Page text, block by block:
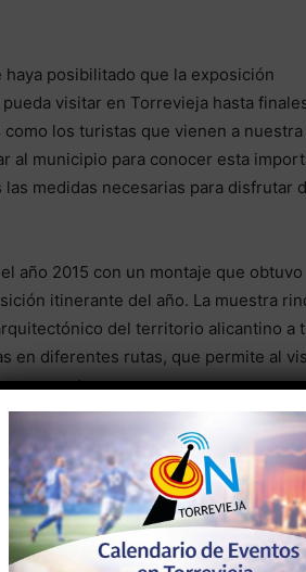
posibilitado que la exposición
visitar en Torrevieja hasta
los turistas que vienen a nuestra
al municipio para conocer esta
medidas necesarias para disfrutar
año 2015 con un montaje que obtuvo
itinerante del año. La muestra
del territorio alicantino a
en diferentes rutas, que permite al
para acercar sus contenidos
de Alicante con una selección
fabricadas con una impresora 3D.
de la visita para todos los colectivos,
al visitante a la página web del